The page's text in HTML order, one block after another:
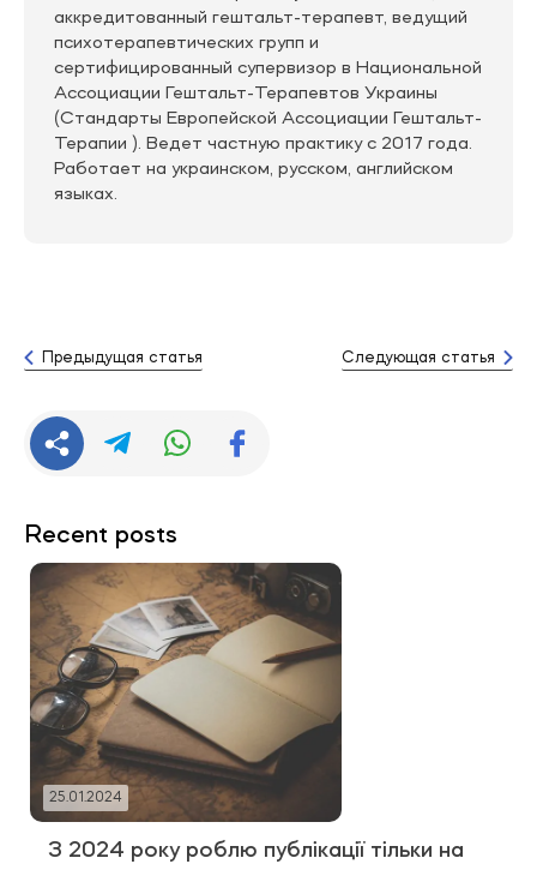
аккредитованный гештальт-терапевт, ведущий
психотерапевтических групп и
сертифицированный супервизор в Национальной
Ассоциации Гештальт-Терапевтов Украины
(Стандарты Европейской Ассоциации Гештальт-
Терапии ). Ведет частную практику с 2017 года.
Работает на украинском, русском, английском
языках.
Предыдущая статья Следующая статья
Recent posts
25.01.2024
З 2024 року роблю публікації тільки на